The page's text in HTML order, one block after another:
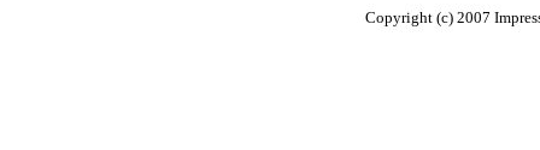
Copyright (c) 2007